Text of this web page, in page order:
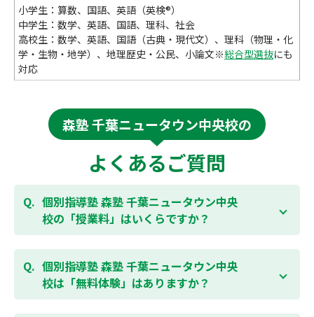
小学生：算数、国語、英語（英検®）
中学生：数学、英語、国語、理科、社会
高校生：数学、英語、国語（古典・現代文）、理科（物理・化
学・生物・地学）、地理歴史・公民、小論文※総合型選抜にも
対応
森塾 千葉ニュータウン中央校の
よくあるご質問
個別指導塾 森塾 千葉ニュータウン中央
校の「授業料」はいくらですか？
お子様の学年やご状況、校舎によって変わりますの
で、以下より、お気軽にお問合わせください。個別指
導塾 森塾の授業料はこちらのページよりお問合わせく
ださい。自動返信メールで【すぐ】にご確認いただけ
個別指導塾 森塾 千葉ニュータウン中央
校は「無料体験」はありますか？
通常期には最大1ヶ月の無料体験を受付しておりま